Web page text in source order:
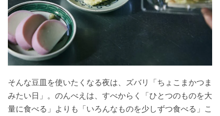
そんな豆皿を使いたくなる夜は、ズバリ「ちょこまかつま
みたい日」。のんべえは、すべからく「ひとつのものを大
量に食べる」よりも「いろんなものを少しずつ食べる」こ